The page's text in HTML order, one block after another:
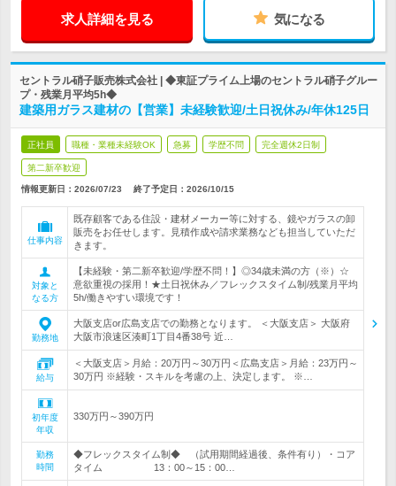
求人詳細を見る 気になる
セントラル硝子販売株式会社 | ◆東証プライム上場のセントラル硝子グルー
プ・残業月平均5h◆
建築用ガラス建材の【営業】未経験歓迎/土日祝休み/年休125日
正社員 職種・業種未経験OK 急募 学歴不問 完全週休2日制
第二新卒歓迎
情報更新日：2026/07/23 終了予定日： 2026/10/15
仕事内容
既存顧客である住設・建材メーカー等に対する、鏡やガラスの卸
販売をお任せします。見積作成や請求業務なども担当していただ
きます。
対象と
なる方
【未経験・第二新卒歓迎/学歴不問！】◎34歳未満の方（※）☆
意欲重視の採用！★土日祝休み／フレックスタイム制/残業月平均
5h/働きやすい環境です！
勤務地
大阪支店or広島支店での勤務となります。 ＜大阪支店＞ 大阪府
大阪市浪速区湊町1丁目4番38号 近…
給与
＜大阪支店＞月給：20万円～30万円＜広島支店＞月給：23万円～
30万円 ※経験・スキルを考慮の上、決定します。 ※…
初年度
年収
330万円～390万円
勤務
時間
◆フレックスタイム制◆ （試用期間経過後、条件有り）・コア
タイム 13：00～15：00…